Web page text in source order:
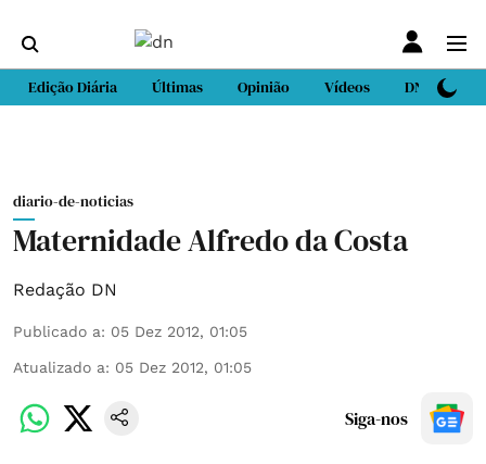
Edição Diária Últimas Opinião Vídeos DN Sport
diario-de-noticias
Maternidade Alfredo da Costa
Redação DN
Publicado a: 05 Dez 2012, 01:05
Atualizado a: 05 Dez 2012, 01:05
Siga-nos